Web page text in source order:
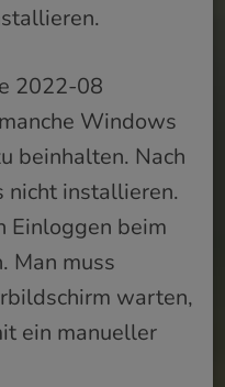
2022-08
Windows
beinhalten. Nach
nicht installieren.
Einloggen beim
Man muss
warten,
ein manueller